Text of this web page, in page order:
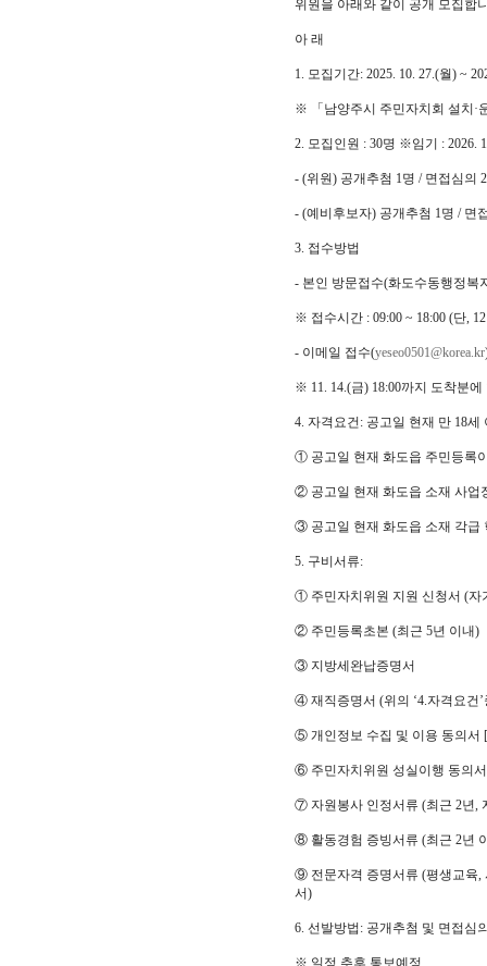
위원을 아래와 같이 공개 모집합
아 래
1. 모집기간: 2025. 10. 27.(월) ~
※ 「남양주시 주민자치회 설치·
2. 모집인원 : 30명 ※임기 : 2026.
- (위원) 공개추첨 1명 / 면접심의
- (예비후보자) 공개추첨 1명 / 면
3. 접수방법
- 본인 방문접수(화도수동행정복
※ 접수시간 : 09:00 ~ 18:00 (단,
- 이메일 접수(yeseo0501@korea.kr
※ 11. 14.(금) 18:00까지 도착분에
4. 자격요건: 공고일 현재 만 18
① 공고일 현재 화도읍 주민등록
② 공고일 현재 화도읍 소재 사업
③ 공고일 현재 화도읍 소재 각급
5. 구비서류:
① 주민자치위원 지원 신청서 (자
② 주민등록초본 (최근 5년 이내)
③ 지방세완납증명서
④ 재직증명서 (위의 ‘4.자격요
⑤ 개인정보 수집 및 이용 동의서
⑥ 주민자치위원 성실이행 동의
⑦ 자원봉사 인정서류 (최근 2년,
⑧ 활동경험 증빙서류 (최근 2년
⑨ 전문자격 증명서류 (평생교육,
서)
6. 선발방법: 공개추첨 및 면접심
※ 일정 추후 통보예정